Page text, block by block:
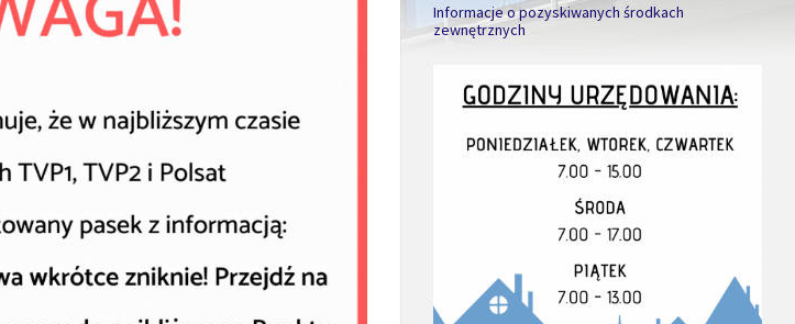
Informacje o pozyskiwanych środkach
zewnętrznych